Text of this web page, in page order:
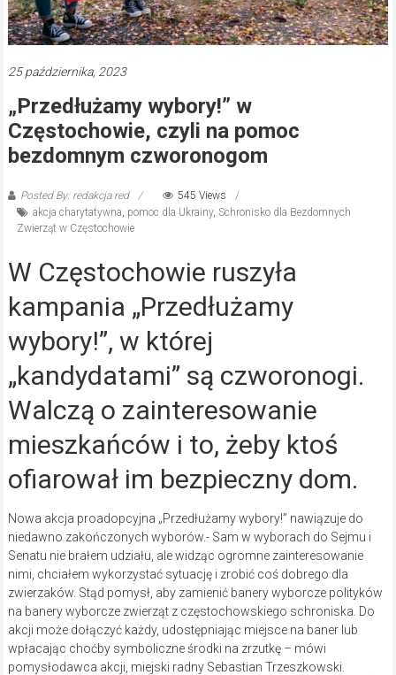
25 października, 2023
„Przedłużamy wybory!” w
Częstochowie, czyli na pomoc
bezdomnym czworonogom
Posted By: redakcja red
545 Views
akcja charytatywna pomoc dla Ukrainy, Schronisko dla Bezdomnych
Zwierząt w Częstochowie
W Częstochowie ruszyła
kampania „Przedłużamy
wybory!”, w której
„kandydatami” są czworonogi.
Walczą o zainteresowanie
mieszkańców i to, żeby ktoś
ofiarował im bezpieczny dom.
Nowa akcja proadopcyjna „Przedłużamy wybory!” nawiązuje do
niedawno zakończonych wyborów.- Sam w wyborach do Sejmu i
Senatu nie brałem udziału, ale widząc ogromne zainteresowanie
nimi, chciałem wykorzystać sytuację i zrobić coś dobrego dla
zwierzaków. Stąd pomysł, aby zamienić banery wyborcze polityków
na banery wyborcze zwierząt z częstochowskiego schroniska. Do
akcji może dołączyć każdy, udostępniając miejsce na baner lub
wpłacając choćby symboliczne środki na zrzutkę – mówi
pomysłodawca akcji, miejski radny Sebastian Trzeszkowski.